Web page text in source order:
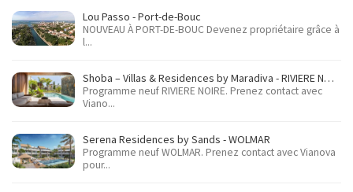
Lou Passo - Port-de-Bouc
NOUVEAU À PORT-DE-BOUC Devenez propriétaire grâce à
l...
Shoba – Villas & Residences by Maradiva - RIVIERE NOIRE
Programme neuf RIVIERE NOIRE. Prenez contact avec
Viano...
Serena Residences by Sands - WOLMAR
Programme neuf WOLMAR. Prenez contact avec Vianova
pour...